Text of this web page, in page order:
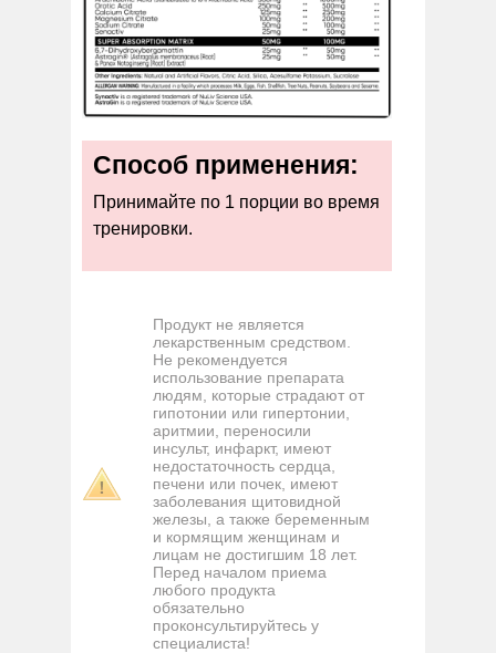
Способ применения:
Принимайте по 1 порции во время
тренировки.
Продукт не является
лекарственным средством.
Не рекомендуется
использование препарата
людям, которые страдают от
гипотонии или гипертонии,
аритмии, переносили
инсульт, инфаркт, имеют
недостаточность сердца,
печени или почек, имеют
заболевания щитовидной
железы, а также беременным
и кормящим женщинам и
лицам не достигшим 18 лет.
Перед началом приема
любого продукта
обязательно
проконсультируйтесь у
специалиста!